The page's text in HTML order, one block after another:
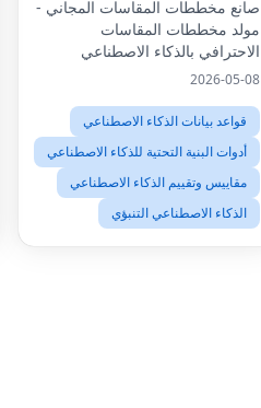
صانع مخططات المقاسات المجاني -
مولد مخططات المقاسات
الاحترافي بالذكاء الاصطناعي
2026-05-08
قواعد بيانات الذكاء الاصطناعي
أدوات البنية التحتية للذكاء الاصطناعي
مقاييس وتقييم الذكاء الاصطناعي
الذكاء الاصطناعي التنبؤي